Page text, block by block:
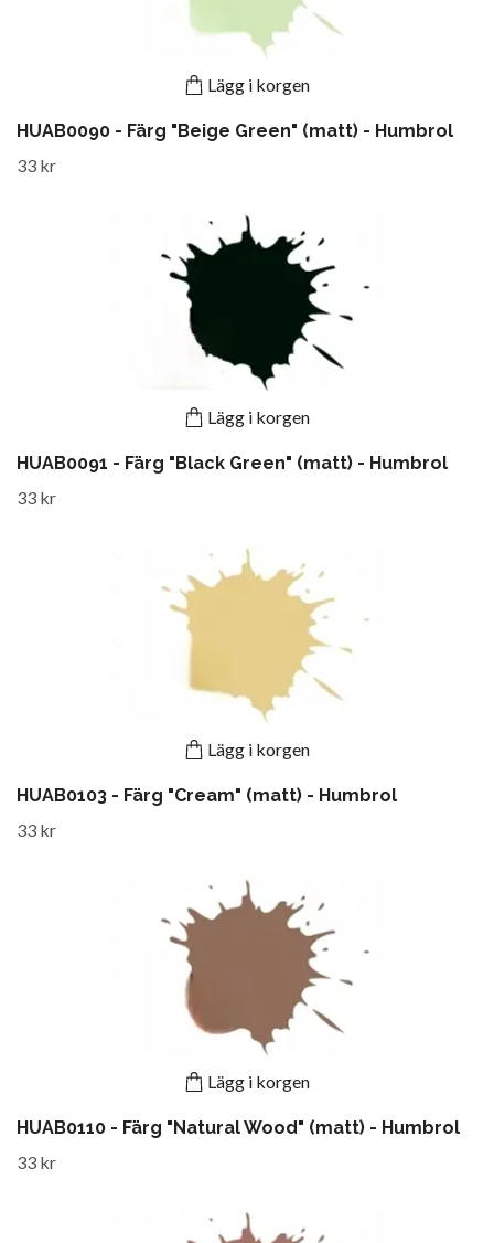
Lägg i korgen
HUAB0090 - Färg "Beige Green" (matt) - Humbrol
33 kr
Lägg i korgen
HUAB0091 - Färg "Black Green" (matt) - Humbrol
33 kr
Lägg i korgen
HUAB0103 - Färg "Cream" (matt) - Humbrol
33 kr
Lägg i korgen
HUAB0110 - Färg "Natural Wood" (matt) - Humbrol
33 kr